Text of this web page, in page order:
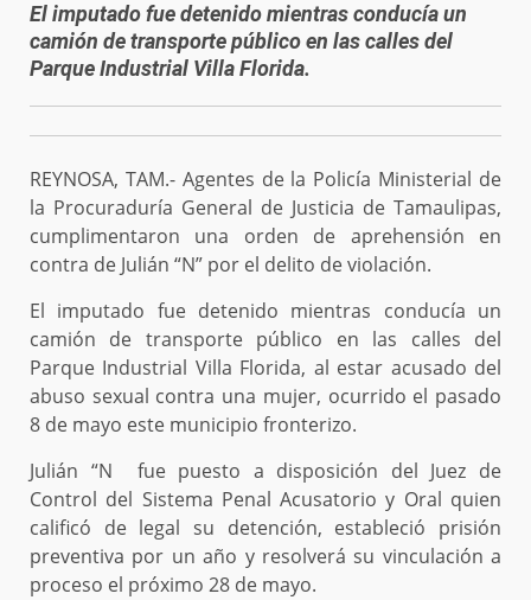
El imputado fue detenido mientras conducía un
camión de transporte público en las calles del
Parque Industrial Villa Florida.
REYNOSA, TAM.- Agentes de la Policía Ministerial de
la Procuraduría General de Justicia de Tamaulipas,
cumplimentaron una orden de aprehensión en
contra de Julián “N” por el delito de violación.
El imputado fue detenido mientras conducía un
camión de transporte público en las calles del
Parque Industrial Villa Florida, al estar acusado del
abuso sexual contra una mujer, ocurrido el pasado
8 de mayo este municipio fronterizo.
Julián “N fue puesto a disposición del Juez de
Control del Sistema Penal Acusatorio y Oral quien
calificó de legal su detención, estableció prisión
preventiva por un año y resolverá su vinculación a
proceso el próximo 28 de mayo.